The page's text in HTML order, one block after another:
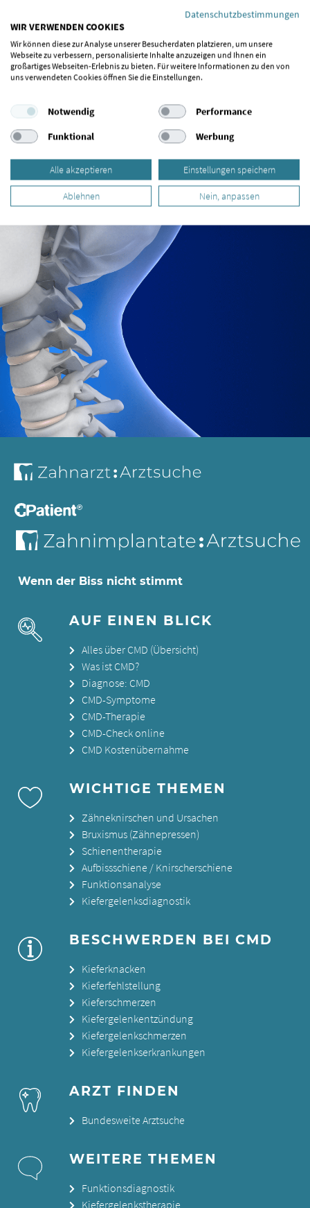
Kiefergelenkbeschwerden, sie können sich jedoch auch auf
weiter entfernte Körperregionen auswirken. Lassen Sie sich
daher bei wiederkehrenden oder anhaltenden Symptomen
von einem Spezialisten für CMD untersuchen.
Wenn der Biss nicht stimmt
AUF EINEN BLICK
Alles über CMD (Übersicht)
Was ist CMD?
Diagnose: CMD
CMD-Symptome
CMD-Therapie
CMD-Check online
CMD Kostenübernahme
WICHTIGE THEMEN
Zähneknirschen und Ursachen
Bruxismus (Zähnepressen)
Schienentherapie
Aufbissschiene / Knirscherschiene
Funktionsanalyse
Kiefergelenksdiagnostik
BESCHWERDEN BEI CMD
Kieferknacken
Kieferfehlstellung
Kieferschmerzen
Kiefergelenkentzündung
Kiefergelenkschmerzen
Kiefergelenkserkrankungen
ARZT FINDEN
Bundesweite Arztsuche
WEITERE THEMEN
Funktionsdiagnostik
Kiefergelenkstherapie
Datenschutzbestimmungen
WIR VERWENDEN COOKIES
Wir können diese zur Analyse unserer Besucherdaten platzieren, um unsere
Webseite zu verbessern, personalisierte Inhalte anzuzeigen und Ihnen ein
großartiges Webseiten-Erlebnis zu bieten. Für weitere Informationen zu den von
uns verwendeten Cookies öffnen Sie die Einstellungen.
Notwendig
Performance
Funktional
Werbung
Alle akzeptieren Einstellungen speichern
Ablehnen Nein, anpassen